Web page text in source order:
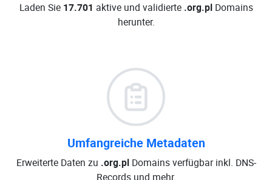
Laden Sie 17.701 aktive und validierte .org.plDomains
herunter.
Umfangreiche Metadaten
Erweiterte Daten zu .org.plDomains verfügbar inkl. DNS-
Records und mehr.